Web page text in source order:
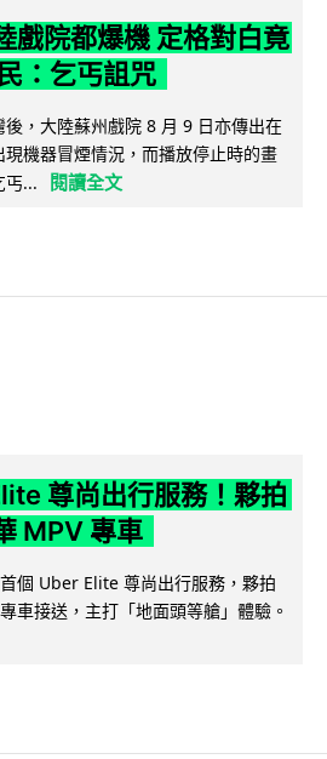
戲院都爆機 定格對白竟
：乞丐詛咒
後，大陸蘇州戲院 8 月 9 日亦傳出在
機器冒煙情況，而播放停止時的畫
丐...
閱讀全文
尊尚出行服務！夥拍
MPV 專車
個 Uber Elite 尊尚出行服務，夥拍
車接送，主打「地面頭等艙」體驗。